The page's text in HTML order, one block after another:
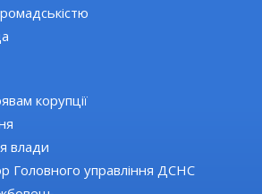
корупції
влади
Головного управління ДСНС